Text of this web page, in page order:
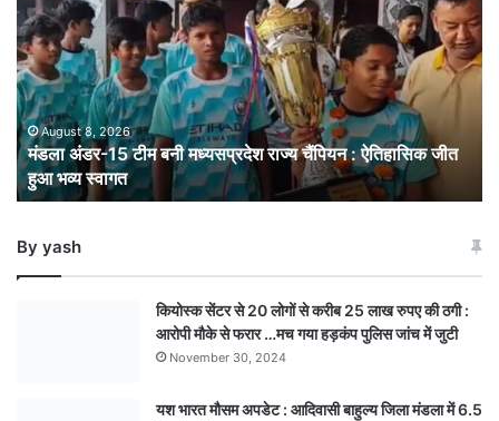
टीम
बनी
मध्यसप्रदेश
राज्य
चैंपियन
: ऐतिहासिक
जीत
हुआ
भव्य
August 8, 2026
मंडला अंडर-15 टीम बनी मध्यसप्रदेश राज्य चैंपियन : ऐतिहासिक जीत
हुआ भव्य स्वागत
By yash
कियोस्क सेंटर से 20 लोगों से करीब 25 लाख रुपए की ठगी :
आरोपी मौके से फरार …मच गया हड़कंप पुलिस जांच में जुटी
November 30, 2024
यश भारत मौसम अपडेट : आदिवासी बाहुल्य जिला मंडला में 6.5